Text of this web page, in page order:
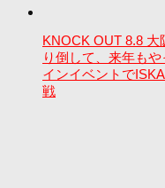
KNOCK OUT 8.8
り倒して、来年も
インイベントで
戦